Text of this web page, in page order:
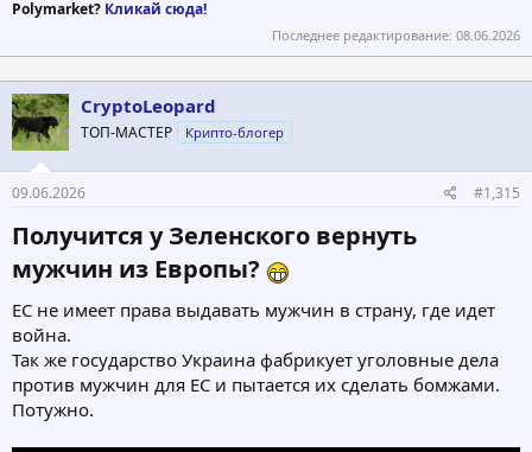
Polymarket? Кликай сюда!
Последнее редактирование: 08.06.2026
CryptoLeopard
ТОП-МАСТЕР Крипто-блогер
09.06.2026 #1,315
Получится у Зеленского вернуть
мужчин из Европы?
ЕС не имеет права выдавать мужчин в страну, где идет
война.
Так же государство Украина фабрикует уголовные дела
против мужчин для ЕС и пытается их сделать бомжами.
Потужно.